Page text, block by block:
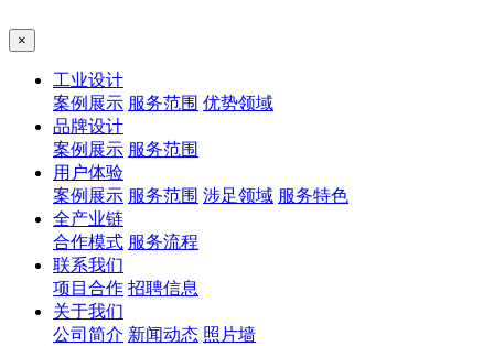
×
工业设计
案例展示 服务范围 优势领域
品牌设计
案例展示 服务范围
用户体验
案例展示 服务范围 涉足领域 服务特色
全产业链
合作模式 服务流程
联系我们
项目合作 招聘信息
关于我们
公司简介 新闻动态 照片墙